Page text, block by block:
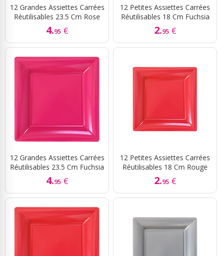
12 Grandes Assiettes Carrées
Réutilisables 23.5 Cm Rose
4.95 €
12 Petites Assiettes Carrées
Réutilisables 18 Cm Fuchsia
2.95 €
12 Grandes Assiettes Carrées
Réutilisables 23.5 Cm Fuchsia
4.95 €
12 Petites Assiettes Carrées
Réutilisables 18 Cm Rouge
2.95 €